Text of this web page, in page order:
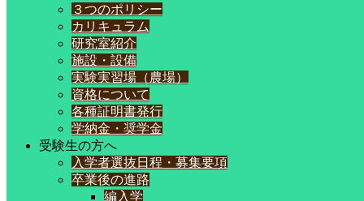
３つのポリシー
カリキュラム
研究室紹介
施設・設備
実験実習場（農場）
資格について
各種証明書発行
学納金・奨学金
受験生の方へ
入学者選抜日程・募集要項
卒業後の進路
編入学